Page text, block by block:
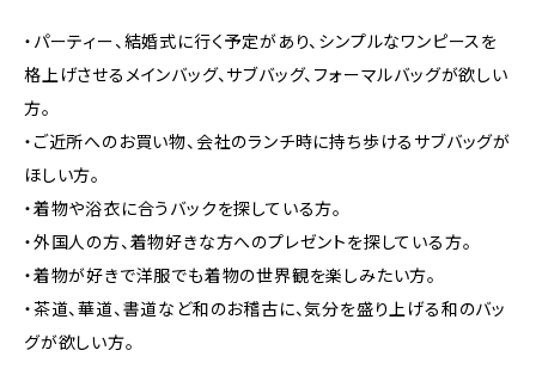
・パーティー、結婚式に行く予定があり、シンプルなワンピースを
格上げさせるメインバッグ、サブバッグ、フォーマルバッグが欲しい
方。
・ご近所へのお買い物、会社のランチ時に持ち歩けるサブバッグが
ほしい方。
・着物や浴衣に合うバックを探している方。
・外国人の方、着物好きな方へのプレゼントを探している方。
・着物が好きで洋服でも着物の世界観を楽しみたい方。
・茶道、華道、書道など和のお稽古に、気分を盛り上げる和のバッ
グが欲しい方。